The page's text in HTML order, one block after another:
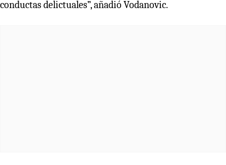
conductas delictuales”, añadió Vodanovic.